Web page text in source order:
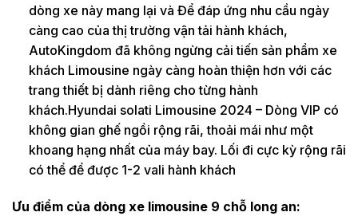
dòng xe này mang lại và Để đáp ứng nhu cầu ngày
càng cao của thị trường vận tải hành khách,
AutoKingdom đã không ngừng cải tiến sản phẩm xe
khách Limousine ngày càng hoàn thiện hơn với các
trang thiết bị dành riêng cho từng hành
khách.Hyundai solati Limousine 2024 – Dòng VIP có
không gian ghế ngồi rộng rãi, thoải mái như một
khoang hạng nhất của máy bay. Lối đi cực kỳ rộng rãi
có thể để được 1-2 vali hành khách
Ưu điểm của dòng xe limousine 9 chỗ long an: